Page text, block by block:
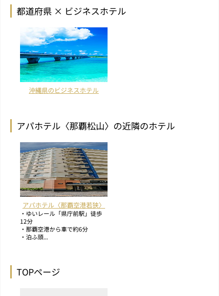
都道府県 × ビジネスホテル
沖縄県のビジネスホテル
アパホテル〈那覇松山〉の近隣のホテル
アパホテル〈那覇空港若狭〉
・ゆいレール「県庁前駅」徒歩
12分
・那覇空港から車で約6分
・泊ふ頭...
TOPページ